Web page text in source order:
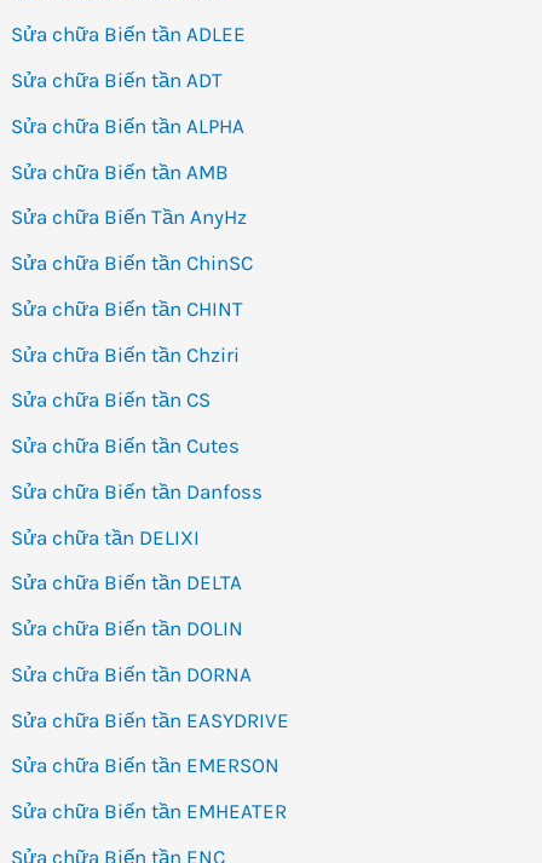
Sửa chữa Biến tần ADLEE
Sửa chữa Biến tần ADT
Sửa chữa Biến tần ALPHA
Sửa chữa Biến tần AMB
Sửa chữa Biến Tần AnyHz
Sửa chữa Biến tần ChinSC
Sửa chữa Biến tần CHINT
Sửa chữa Biến tần Chziri
Sửa chữa Biến tần CS
Sửa chữa Biến tần Cutes
Sửa chữa Biến tần Danfoss
Sửa chữa tần DELIXI
Sửa chữa Biến tần DELTA
Sửa chữa Biến tần DOLIN
Sửa chữa Biến tần DORNA
Sửa chữa Biến tần EASYDRIVE
Sửa chữa Biến tần EMERSON
Sửa chữa Biến tần EMHEATER
Sửa chữa Biến tần ENC